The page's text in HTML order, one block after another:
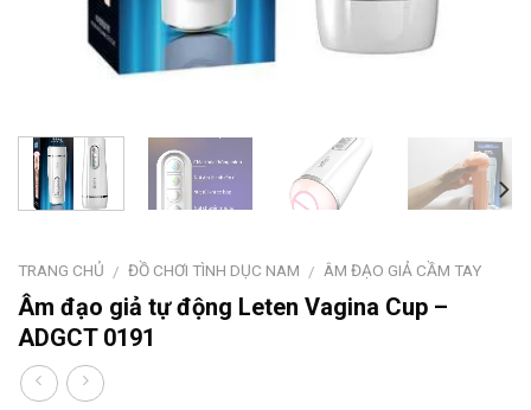
TRANG CHỦ / ĐỒ CHƠI TÌNH DỤC NAM / ÂM ĐẠO GIẢ CẦM TAY
Âm đạo giả tự động Leten Vagina Cup –
ADGCT 0191